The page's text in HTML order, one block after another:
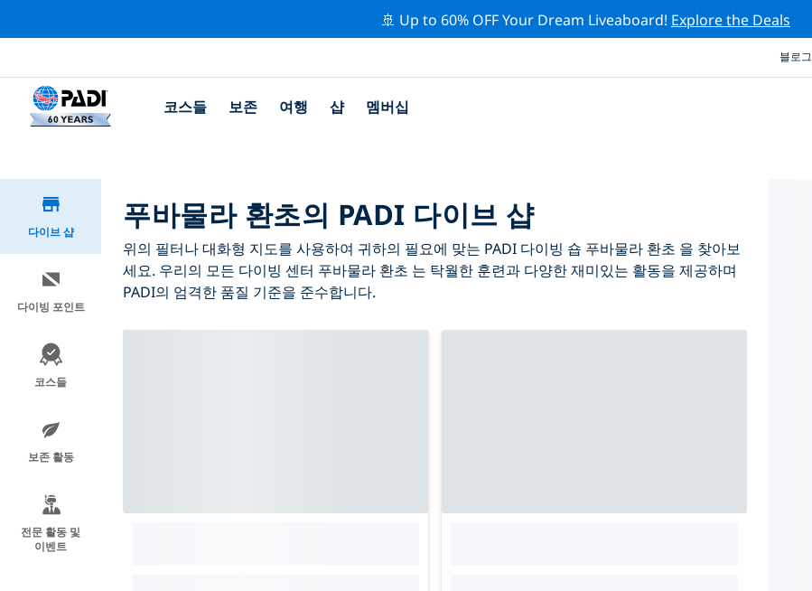
🚢 Up to 60% OFF Your Dream Liveaboard! Explore the Deals
블로그
코스들 보존 여행 샵 멤버십
다이브 샵
다이빙 포인트
코스들
보존 활동
전문 활동 및
이벤트
푸바물라 환초의 PADI 다이브 샵
위의 필터나 대화형 지도를 사용하여 귀하의 필요에 맞는 PADI 다이빙 숍 푸바물라 환초 을 찾아보
세요. 우리의 모든 다이빙 센터 푸바물라 환초 는 탁월한 훈련과 다양한 재미있는 활동을 제공하며
PADI의 엄격한 품질 기준을 준수합니다.